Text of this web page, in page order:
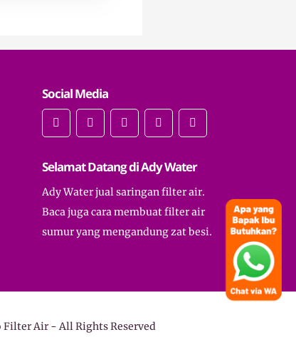
Social Media
Selamat Datang di Ady Water
Ady Water jual saringan filter air.
Baca juga cara membuat filter air
sumur yang mengandung zat besi.
Filter Air- All Rights Reserved